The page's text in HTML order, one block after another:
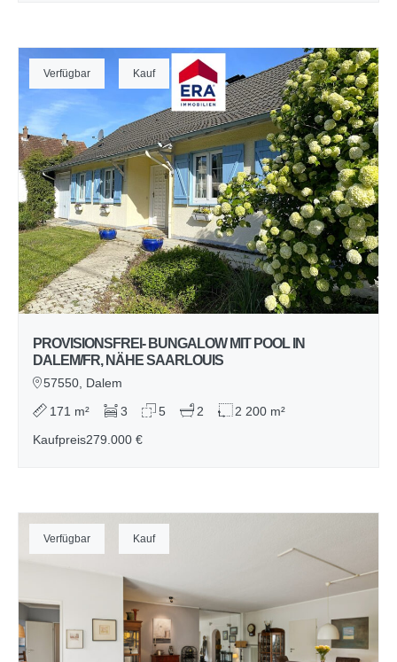
Verfügbar Kauf
PROVISIONSFREI- BUNGALOW MIT POOL IN
DALEM/FR, NÄHE SAARLOUIS
57550, Dalem
171 m² 3 5 2
2 200 m²
Kaufpreis279.000 €
Verfügbar Kauf